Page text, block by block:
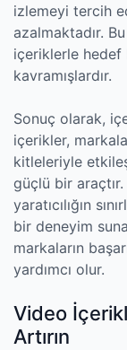
izlemeyi tercih
azalmaktadır.
içeriklerle hedef
kavramışlardır.
Sonuç olarak,
içerikler,
kitleleriyle
güçlü bir
yaratıcılığın
bir deneyim
markaların
yardımcı olur.
Video
Artırın